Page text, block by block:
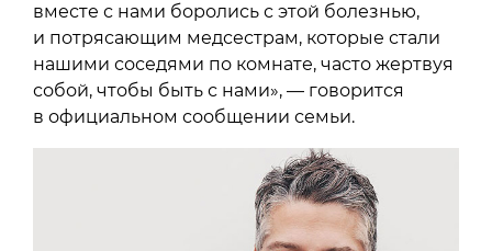
вместе с нами боролись с этой болезнью,
и потрясающим медсестрам, которые стали
нашими соседями по комнате, часто жертвуя
собой, чтобы быть с нами», — говорится
в официальном сообщении семьи.